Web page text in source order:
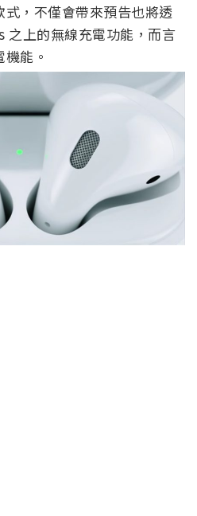
，不僅會帶來預告也將透
之上的無線充電功能，而言
能。